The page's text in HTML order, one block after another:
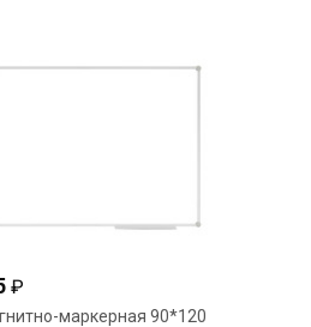
₽
маркерная 90*120